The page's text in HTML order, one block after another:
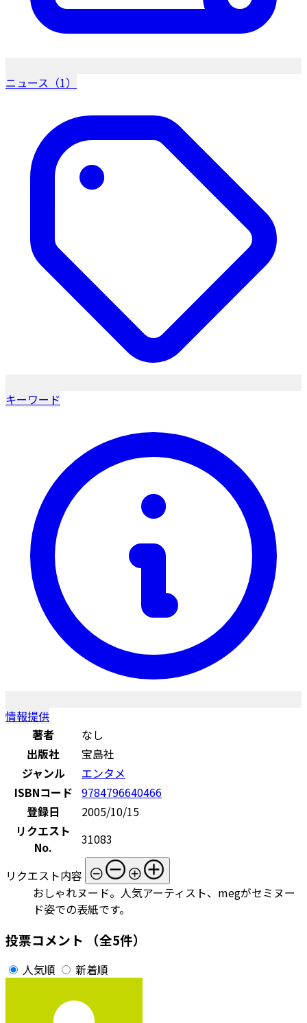
ニュース（1）
キーワード
情報提供
著者
なし
出版社
宝島社
ジャンル
エンタメ
ISBNコード 9784796640466
登録日
2005/10/15
リクエスト
No.
31083
リクエスト内容
おしゃれヌード。人気アーティスト、megがセミヌー
ド姿での表紙です。
投票コメント （全5件）
人気順 新着順